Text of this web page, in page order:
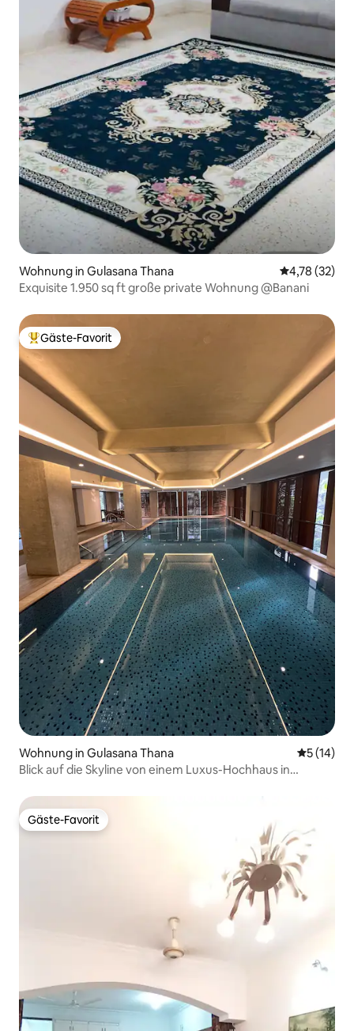
Wohnung in Gulasana Thana
4,78 (32)
Exquisite 1.950 sq ft große private Wohnung @Banani
Beliebter Gäste-Favorit.
Gäste-Favorit
Wohnung in Gulasana Thana
5 (14)
Blick auf die Skyline von einem Luxus-Hochhaus in
Gäste-Favorit
Gäste-Favorit